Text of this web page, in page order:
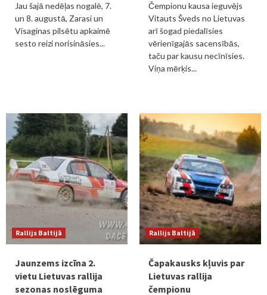
Jau šajā nedēļas nogalē, 7.
un 8. augustā, Zarasi un
Visaginas pilsētu apkaimē
sesto reizi norisināsies...
Čempionu kausa ieguvējs
Vitauts Šveds no Lietuvas
arī šogad piedalīsies
vērienīgajās sacensībās,
taču par kausu necīnīsies.
Viņa mērķis...
Rallijs Baltijā
Jaunzems izcīna 2.
vietu Lietuvas rallija
sezonas noslēguma
Rallijs Baltijā
Čapakausks kļuvis par
Lietuvas rallija
čempionu